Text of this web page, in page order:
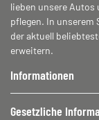
lieben unsere Autos
pflegen. In unserem
der aktuell
erweitern.
Informationen
Gesetzliche